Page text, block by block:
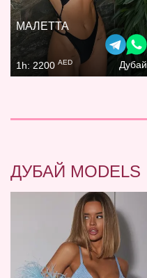
МАЛЕТТА
1h: 2200 AED Дубай
ДУБАЙ MODELS